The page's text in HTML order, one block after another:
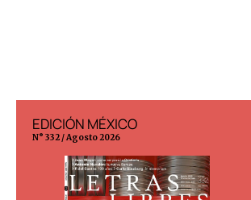
EDICIÓN MÉXICO
N° 332 / Agosto 2026